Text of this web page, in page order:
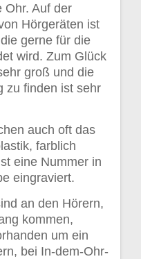
Ohr. Auf der
Hörgeräten ist
gerne für die
wird. Zum Glück
groß und die
zu finden ist sehr
auch oft das
farblich
eine Nummer in
eingraviert.
an den Hörern,
kommen,
um ein
bei In-dem-Ohr-